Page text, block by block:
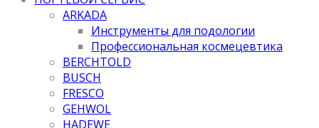
ARKADA
Инструменты для подологии
Профессиональная космецевтика
BERCHTOLD
BUSCH
FRESCO
GEHWOL
HADEWE